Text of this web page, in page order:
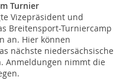
Turnier
Vizepräsident und
Breitensport-Turniercamp
an. Hier können
nächste niedersächsische
Anmeldungen nimmt die